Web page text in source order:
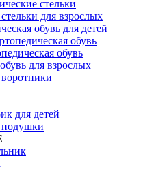
стельки
для взрослых
обувь для детей
обувь
обувь
для взрослых
для детей
подушки